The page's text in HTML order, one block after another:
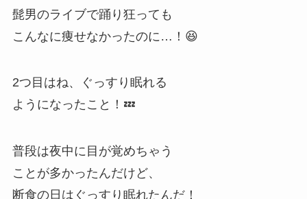
髭男のライブで踊り狂っても
こんなに痩せなかったのに…！😆
2つ目はね、ぐっすり眠れる
ようになったこと！💤
普段は夜中に目が覚めちゃう
ことが多かったんだけど、
断食の日はぐっすり眠れたんだ！